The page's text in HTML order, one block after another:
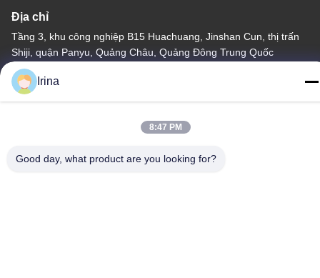
Địa chỉ
Tầng 3, khu công nghiệp B15 Huachuang, Jinshan Cun, thị trấn
Shiji, quận Panyu, Quảng Châu, Quảng Đông Trung Quốc
Điện thoại
86-020-3156-0583
Irina
8:47 PM
Good day, what product are you looking for?